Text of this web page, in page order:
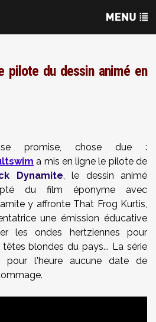
pilote du dessin animé en
promise, chose due :
a mis en ligne le pilote de
Dynamite, le dessin animé
du film éponyme avec
y affronte That Frog Kurtis,
une émission éducative
les ondes hertziennes pour
têtes blondes du pays... La série
pour l'heure aucune date de